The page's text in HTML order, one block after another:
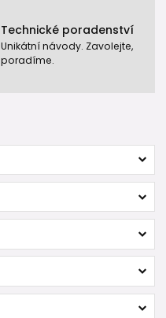
Technické poradenství
Unikátní návody. Zavolejte,
poradíme.